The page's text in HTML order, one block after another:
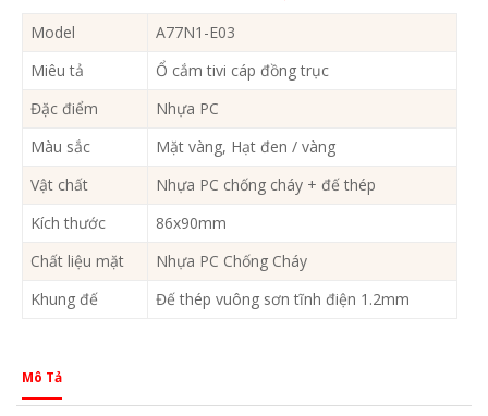
Model
A77N1-E03
Miêu tả
Ổ cắm tivi cáp đồng trục
Đặc điểm
Nhựa PC
Màu sắc
Mặt vàng, Hạt đen / vàng
Vật chất
Nhựa PC chống cháy + đế thép
Kích thước
86x90mm
Chất liệu mặt
Nhựa PC Chống Cháy
Khung đế
Đế thép vuông sơn tĩnh điện 1.2mm
Mô Tả